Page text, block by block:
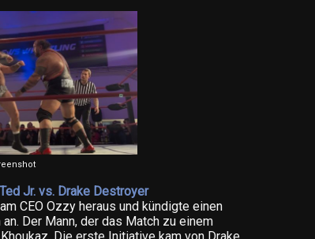
Jr. vs. Drake Destroyer
CEO Ozzy heraus und kündigte einen
Der Mann, der das Match zu einem